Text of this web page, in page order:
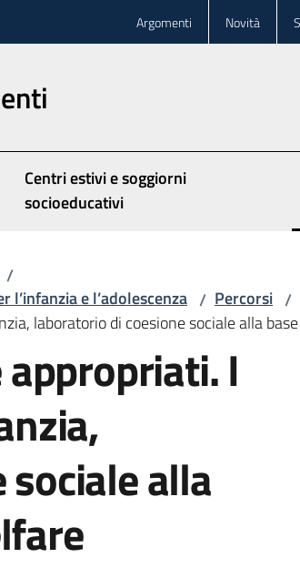
Argomenti Novità
Centri estivi e soggiorni
socioeducativi
/
e l’adolescenza / Percorsi /
laboratorio di coesione sociale alla
I
alla